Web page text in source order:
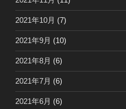
2021年10月 (7)
2021年9月 (10)
2021年8月 (6)
2021年7月 (6)
2021年6月 (6)